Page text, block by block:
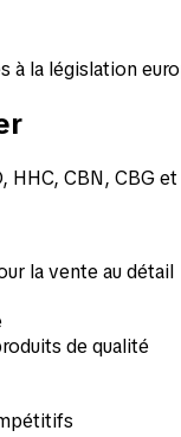
à la législation
HHC, CBN, CBG
la vente au détail
de qualité